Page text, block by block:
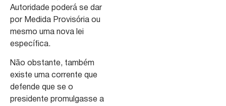
Autoridade poderá se dar
por Medida Provisória ou
mesmo uma nova lei
específica.
Não obstante, também
existe uma corrente que
defende que se o
presidente promulgasse a